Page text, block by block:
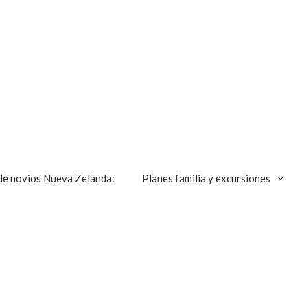
novios Nueva Zelanda: Planes familia y excursiones